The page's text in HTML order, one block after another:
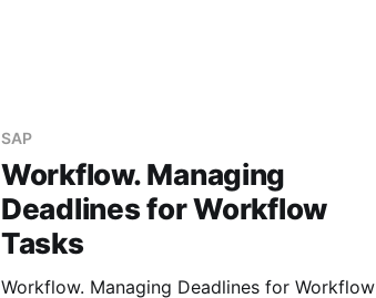
SAP
Workflow. Managing
Deadlines for Workflow
Tasks
Workflow. Managing Deadlines for Workflow